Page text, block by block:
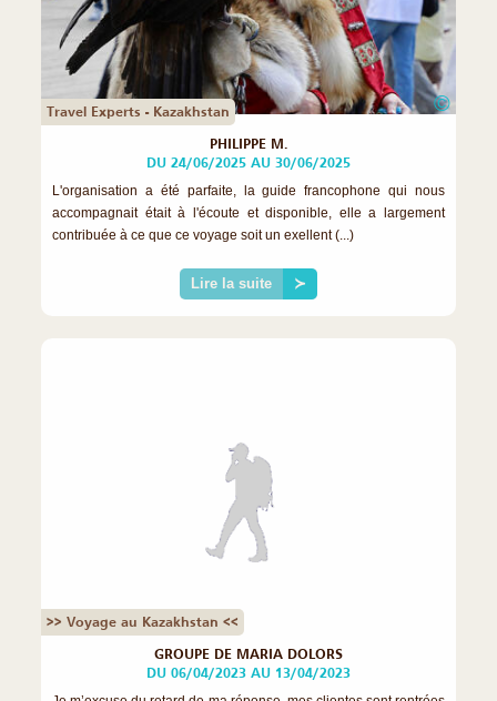
Travel Experts - Kazakhstan ©
PHILIPPE M.
DU 24/06/2025 AU 30/06/2025
L'organisation a été parfaite, la guide francophone qui nous
accompagnait était à l'écoute et disponible, elle a largement
contribuée à ce que ce voyage soit un exellent (...)
Lire la suite ≻
>> Voyage au Kazakhstan <<
GROUPE DE MARIA DOLORS
DU 06/04/2023 AU 13/04/2023